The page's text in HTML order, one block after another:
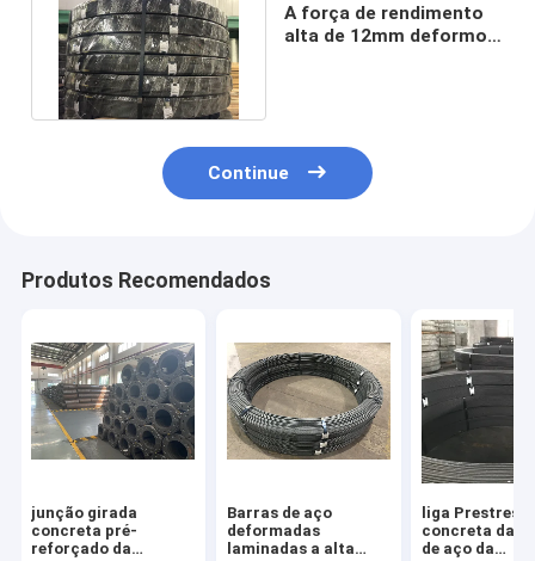
A força de rendimento
alta de 12mm deformou
Continue
Produtos Recomendados
junção girada
concreta pré-
reforçado da
Barras de aço
deformadas
laminadas a alta
liga
concreta das
de aço da